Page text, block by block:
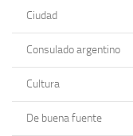
Ciudad
Consulado argentino
Cultura
De buena fuente